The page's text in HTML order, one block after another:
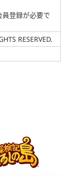
登録が必要で
RESERVED.